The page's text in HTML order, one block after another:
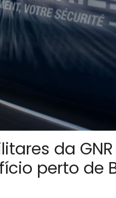
da
perto de